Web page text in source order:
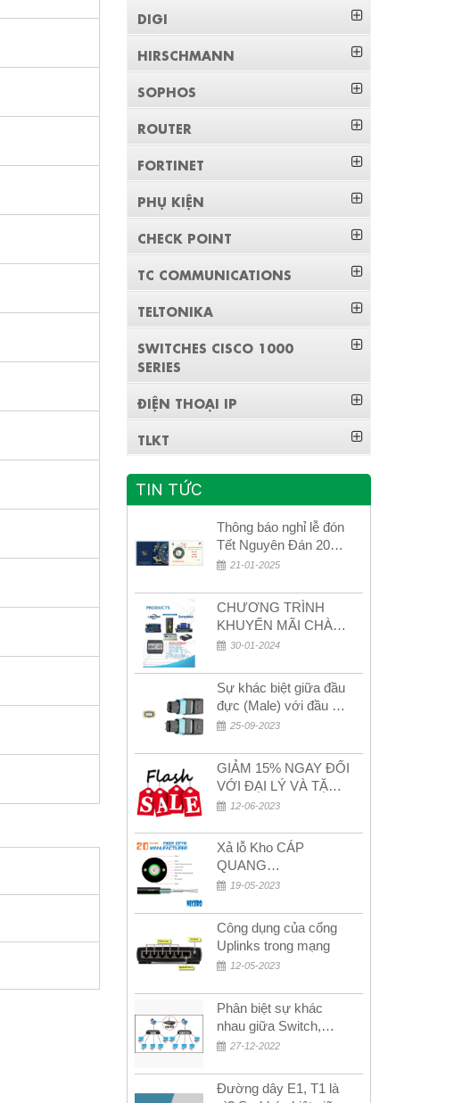
DIGI
HIRSCHMANN
SOPHOS
ROUTER
FORTINET
PHỤ KIỆN
CHECK POINT
TC COMMUNICATIONS
TELTONIKA
SWITCHES CISCO 1000
SERIES
ĐIỆN THOẠI IP
TLKT
TIN TỨC
Thông báo nghỉ lễ đón
Tết Nguyên Đán 2026
– Xuân Bính Ngọ!
21-01-2025
CHƯƠNG TRÌNH
KHUYẾN MÃI CHÀO
MỪNG NĂM MỚI
30-01-2024
Sự khác biệt giữa đầu
đực (Male) với đầu cái
(Female) trong bộ đầu
25-09-2023
GIẢM 15% NGAY ĐỐI
VỚI ĐẠI LÝ VÀ TẶNG
QUÀ KHÁCH HÀNG
12-06-2023
Xả lỗ Kho CÁP
QUANG
MULTIMODE CÁP
MULTIMODE 4-8-12-
24Fo SỢI OM1-OM2-
OM3 Siêu Rẻ 5k
19-05-2023
Công dụng của cổng
Uplinks trong mạng
12-05-2023
Phân biệt sự khác
nhau giữa Switch,
Router và Hub
27-12-2022
Đường dây E1, T1 là